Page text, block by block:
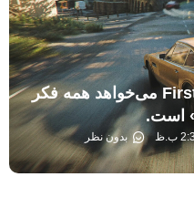
007: کارگردان روایی First Light می‌خواهد همه فکر
است.
ب.ظ
بدون نظر